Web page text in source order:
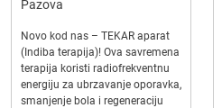
Pazova
Novo kod nas – TEKAR aparat
(Indiba terapija)! Ova savremena
terapija koristi radiofrekventnu
energiju za ubrzavanje oporavka,
smanjenje bola i regeneraciju